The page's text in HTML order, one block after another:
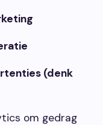
(denk
om gedrag